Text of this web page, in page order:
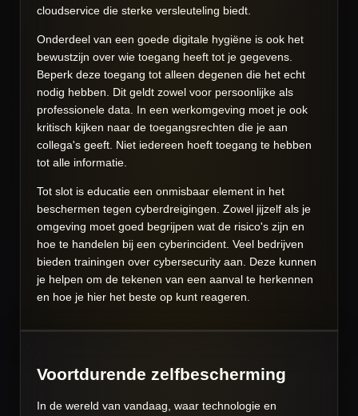
cloudservice die sterke versleuteling biedt.
Onderdeel van een goede digitale hygiëne is ook het
bewustzijn over wie toegang heeft tot je gegevens.
Beperk deze toegang tot alleen degenen die het echt
nodig hebben. Dit geldt zowel voor persoonlijke als
professionele data. In een werkomgeving moet je ook
kritisch kijken naar de toegangsrechten die je aan
collega's geeft. Niet iedereen hoeft toegang te hebben
tot alle informatie.
Tot slot is educatie een onmisbaar element in het
beschermen tegen cyberdreigingen. Zowel jijzelf als je
omgeving moet goed begrijpen wat de risico's zijn en
hoe te handelen bij een cyberincident. Veel bedrijven
bieden trainingen over cybersecurity aan. Deze kunnen
je helpen om de tekenen van een aanval te herkennen
en hoe je hier het beste op kunt reageren.
Voortdurende zelfbescherming
In de wereld van vandaag, waar technologie en